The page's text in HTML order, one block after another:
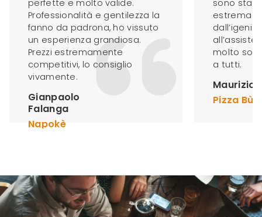
perfette e molto valide.
Professionalità e gentilezza la
fanno da padrona, ho vissuto
un esperienza grandiosa.
Prezzi estremamente
competitivi, lo consiglio
vivamente.
Gianpaolo
Falanga
Napokè
sono
estrema
molto
a tutti.
Maurizio
Pizza Bù